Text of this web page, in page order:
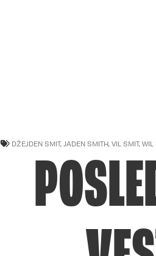
DŽEJDEN SMIT, JADEN SMITH, VIL SMIT, WIL